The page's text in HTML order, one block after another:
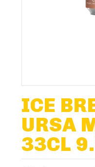
Paniers
ICE
URSA
33CL